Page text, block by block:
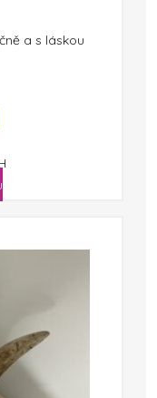
a s láskou